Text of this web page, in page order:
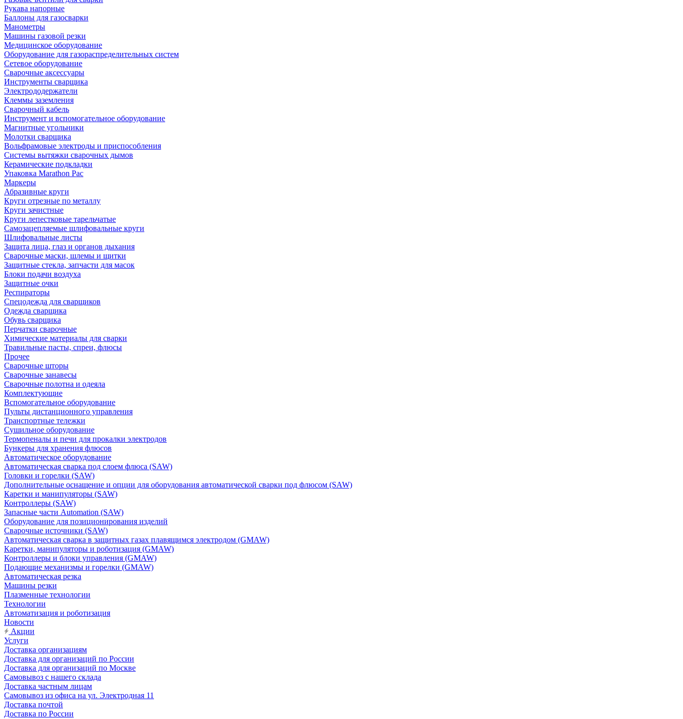
Рукава напорные
Баллоны для газосварки
Манометры
Машины газовой резки
Медицинское оборудование
Оборудование для газораспределительных систем
Сетевое оборудование
Сварочные аксессуары
Инструменты сварщика
Электрододержатели
Клеммы заземления
Сварочный кабель
Инструмент и вспомогательное оборудование
Магнитные угольники
Молотки сварщика
Вольфрамовые электроды и приспособления
Системы вытяжки сварочных дымов
Керамические подкладки
Упаковка Marathon Pac
Маркеры
Абразивные круги
Круги отрезные по металлу
Круги зачистные
Круги лепестковые тарельчатые
Самозацепляемые шлифовальные круги
Шлифовальные листы
Защита лица, глаз и органов дыхания
Сварочные маски, шлемы и щитки
Защитные стекла, запчасти для масок
Блоки подачи воздуха
Защитные очки
Респираторы
Спецодежда для сварщиков
Одежда сварщика
Обувь сварщика
Перчатки сварочные
Химические материалы для сварки
Травильные пасты, спреи, флюсы
Прочее
Сварочные шторы
Сварочные занавесы
Сварочные полотна и одеяла
Комплектующие
Вспомогательное оборудование
Пульты дистанционного управления
Транспортные тележки
Сушильное оборудование
Термопеналы и печи для прокалки электродов
Бункеры для хранения флюсов
Автоматическое оборудование
Автоматическая сварка под слоем флюса (SAW)
Головки и горелки (SAW)
Дополнительные оснащение и опции для оборудования автоматической сварки под флюсом (SAW)
Каретки и манипуляторы (SAW)
Контроллеры (SAW)
Запасные части Automation (SAW)
Оборудование для позиционирования изделий
Сварочные источники (SAW)
Автоматическая сварка в защитных газах плавящимся электродом (GMAW)
Каретки, манипуляторы и роботизация (GMAW)
Контроллеры и блоки управления (GMAW)
Подающие механизмы и горелки (GMAW)
Автоматическая резка
Машины резки
Плазменные технологии
Технологии
Автоматизация и роботизация
Новости
Акции
Услуги
Доставка организациям
Доставка для организаций по России
Доставка для организаций по Москве
Самовывоз с нашего склада
Доставка частным лицам
Самовывоз из офиса на ул. Электродная 11
Доставка почтой
Доставка по России